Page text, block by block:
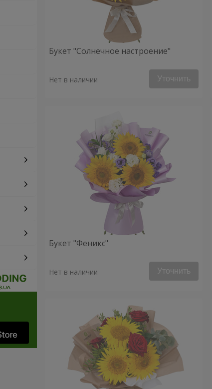
Букет "Солнечное настроение"
Нет в наличии Уточнить
Букет "Феникс"
Нет в наличии Уточнить